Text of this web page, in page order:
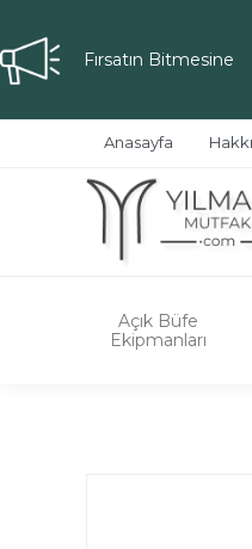
Fırsatın Bitmesine
Anasayfa
Açık Büfe
Ekipmanları